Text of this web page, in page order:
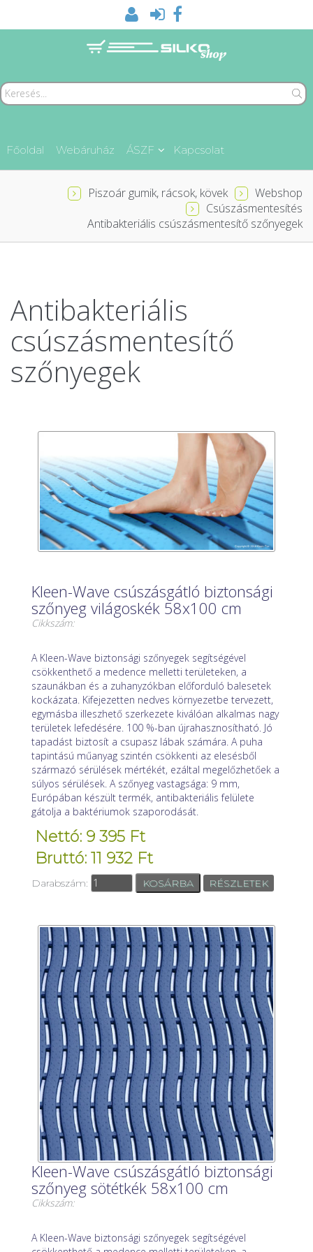
Főoldal Webáruház ÁSZF Kapcsolat
Webshop
Piszoár gumik, rácsok, kövek
Csúszásmentesítés
Antibakteriális csúszásmentesítő szőnyegek
Antibakteriális
csúszásmentesítő
szőnyegek
Kleen-Wave csúszásgátló biztonsági
szőnyeg világoskék 58x100 cm
Cikkszám:
A Kleen-Wave biztonsági szőnyegek segítségével
csökkenthető a medence melletti területeken, a
szaunákban és a zuhanyzókban előforduló balesetek
kockázata. Kifejezetten nedves környezetbe tervezett,
egymásba illeszhető szerkezete kiválóan alkalmas nagy
területek lefedésére. 100 %-ban újrahasznosítható. Jó
tapadást biztosít a csupasz lábak számára. A puha
tapintású műanyag szintén csökkenti az elesésből
származó sérülések mértékét, ezáltal megelőzhetőek a
súlyos sérülések. A szőnyeg vastagsága: 9 mm,
Európában készült termék, antibakteriális felülete
gátolja a baktériumok szaporodását.
Nettó: 9 395 Ft
Bruttó: 11 932 Ft
Darabszám: RÉSZLETEK
Kleen-Wave csúszásgátló biztonsági
szőnyeg sötétkék 58x100 cm
Cikkszám:
A Kleen-Wave biztonsági szőnyegek segítségével